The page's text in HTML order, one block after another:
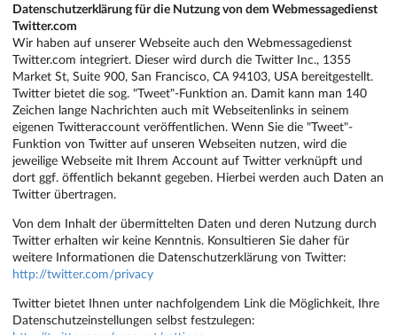
Datenschutzerklärung für die Nutzung von dem Webmessagedienst
Twitter.com
Wir haben auf unserer Webseite auch den Webmessagedienst
Twitter.com integriert. Dieser wird durch die Twitter Inc., 1355
Market St, Suite 900, San Francisco, CA 94103, USA bereitgestellt.
Twitter bietet die sog. "Tweet"-Funktion an. Damit kann man 140
Zeichen lange Nachrichten auch mit Webseitenlinks in seinem
eigenen Twitteraccount veröffentlichen. Wenn Sie die "Tweet"-
Funktion von Twitter auf unseren Webseiten nutzen, wird die
jeweilige Webseite mit Ihrem Account auf Twitter verknüpft und
dort ggf. öffentlich bekannt gegeben. Hierbei werden auch Daten an
Twitter übertragen.
Von dem Inhalt der übermittelten Daten und deren Nutzung durch
Twitter erhalten wir keine Kenntnis. Konsultieren Sie daher für
weitere Informationen die Datenschutzerklärung von Twitter:
http://twitter.com/privacy
Twitter bietet Ihnen unter nachfolgendem Link die Möglichkeit, Ihre
Datenschutzeinstellungen selbst festzulegen: